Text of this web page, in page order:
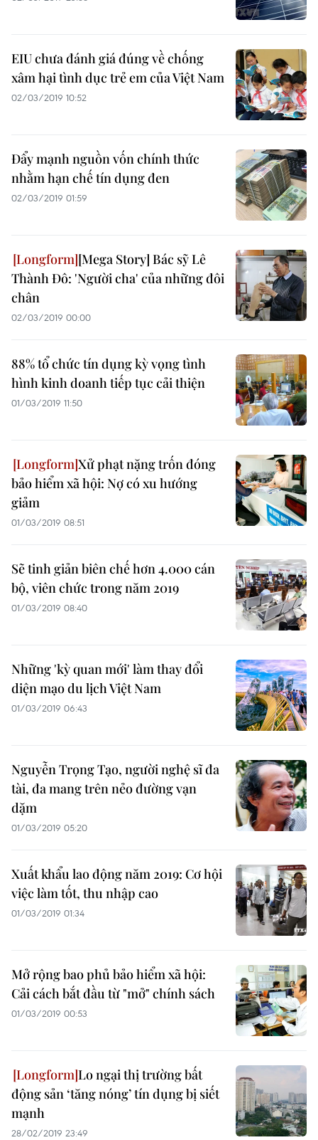
EIU chưa đánh giá đúng về chống
xâm hại tình dục trẻ em của Việt Nam
02/03/2019 10:52
Đẩy mạnh nguồn vốn chính thức
nhằm hạn chế tín dụng đen
02/03/2019 01:59
[Mega Story] Bác sỹ Lê
Thành Đô: 'Người cha' của những đôi
chân
02/03/2019 00:00
88% tổ chức tín dụng kỳ vọng tình
hình kinh doanh tiếp tục cải thiện
01/03/2019 11:50
Xử phạt nặng trốn đóng
bảo hiểm xã hội: Nợ có xu hướng
giảm
01/03/2019 08:51
Sẽ tinh giản biên chế hơn 4.000 cán
bộ, viên chức trong năm 2019
01/03/2019 08:40
Những 'kỳ quan mới' làm thay đổi
diện mạo du lịch Việt Nam
01/03/2019 06:43
Nguyễn Trọng Tạo, người nghệ sĩ đa
tài, đa mang trên nẻo đường vạn
dặm
01/03/2019 05:20
Xuất khẩu lao động năm 2019: Cơ hội
việc làm tốt, thu nhập cao
01/03/2019 01:34
Mở rộng bao phủ bảo hiểm xã hội:
Cải cách bắt đầu từ "mở" chính sách
01/03/2019 00:53
Lo ngại thị trường bất
động sản ‘tăng nóng’ tín dụng bị siết
mạnh
28/02/2019 23:49